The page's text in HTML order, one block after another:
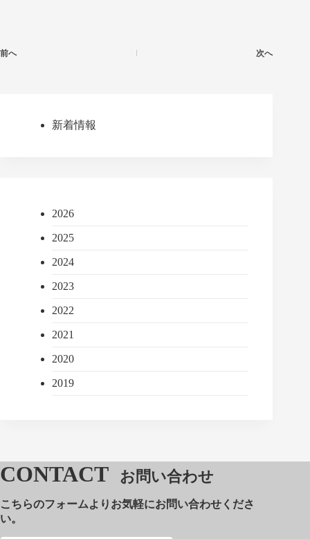
前へ 次へ
新着情報
2026
2025
2024
2023
2022
2021
2020
2019
CONTACT お問い合わせ
こちらのフォームよりお気軽にお問い合わせくださ
い。